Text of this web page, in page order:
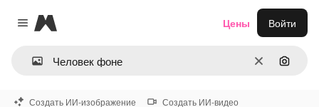
Close menu
Magnific
ОчиститьПоиск
Цены Войти
Создать ИИ-изображение Создать ИИ-видео